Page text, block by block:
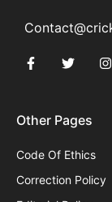
Other Pages
Code Of Ethics
Correction Policy